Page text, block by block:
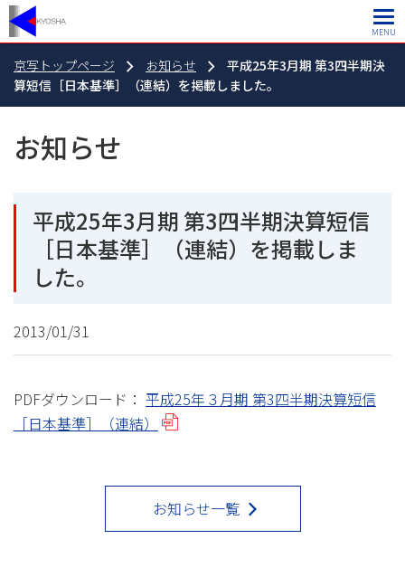
京写トップページ お知らせ
平成25年3月期 第3四半期決
算短信［日本基準］（連結）を掲載しました。
お知らせ
平成25年3月期 第3四半期決算短信
［日本基準］（連結）を掲載しま
した。
2013/01/31
PDFダウンロード： 平成25年３月期 第3四半期決算短信
［日本基準］（連結）
お知らせ一覧
MENU